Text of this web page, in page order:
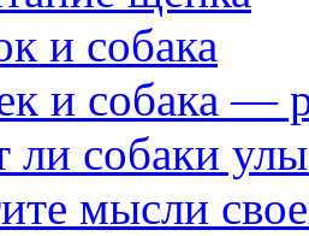
и собака
и собака —
собаки
мысли